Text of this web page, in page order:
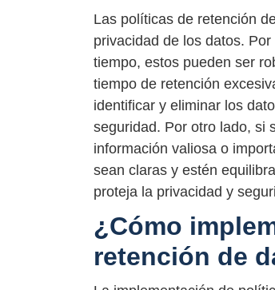
Las políticas de retención
privacidad de los datos.
tiempo, estos pueden ser
tiempo de retención
identificar y eliminar los
seguridad. Por otro lado, si
información valiosa o
sean claras y estén
proteja la privacidad y
¿Cómo
retención de